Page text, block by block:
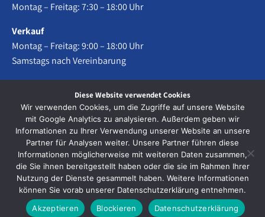
Montag – Freitag: 7:30 – 18:00 Uhr
Verkauf
Montag – Freitag: 9:00 – 18:00 Uhr
Samstags nach Vereinbarung
Datenschutz
Impressum
Diese Website verwendet Cookies
Wir verwenden Cookies, um die Zugriffe auf unsere Website
mit Google Analytics zu analysieren. Außerdem geben wir
Informationen zu Ihrer Verwendung unserer Website an unsere
Partner für Analysen weiter. Unsere Partner führen diese
Informationen möglicherweise mit weiteren Daten zusammen,
die Sie ihnen bereitgestellt haben oder die sie im Rahmen Ihrer
Nutzung der Dienste gesammelt haben. Weitere Informationen
können Sie vorab unserer Datenschutzerklärung entnehmen.
Akzeptieren
Blockieren Datenschutzerklärung